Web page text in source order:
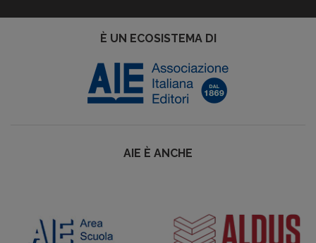
È UN ECOSISTEMA DI
AIE È ANCHE